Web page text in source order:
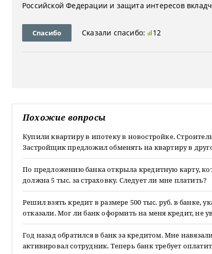
Российской Федерации и защита интересов
Спасибо Сказали спасибо: 12
Похожие вопросы
Купили квартиру в ипотеку в новостройке.
Застройщик предложил обменять на квартиру в
По предложению банка открыла кредитную карту,
должна 5 тыс. за страховку. Следует ли мне платить?
Решил взять кредит в размере 500 тыс. руб. в банке,
отказали. Мог ли банк оформить на меня кредит, не
Год назад обратился в банк за кредитом. Мне
активировал сотрудник. Теперь банк требует